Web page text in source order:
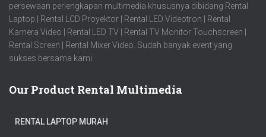
persewaan perlengkapan multimedia khususnya dibidang Rental
Laptop | Rental LCD Proyektor | Rental LED Videotron | Rental
Kamera Video | Rental LED TV | Rental TV Monitor Touchscreen |
Rental Screen | Rental Mixer Video. Sudah banyak event yang
sukses bersama kami.
Our Product Rental Multimedia
RENTAL LAPTOP MURAH